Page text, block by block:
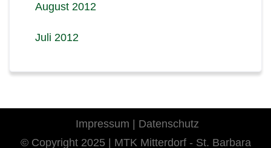
August 2012
Juli 2012
Impressum
Datenschutz
© Copyright 2025 | MTK Mitterdorf - St. Barbara